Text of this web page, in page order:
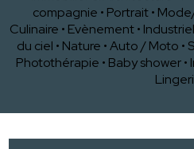
compagnie • Portrait •
Culinaire • Evènement •
du ciel • Nature •Auto / Moto •
Photothérapie • Baby shower•